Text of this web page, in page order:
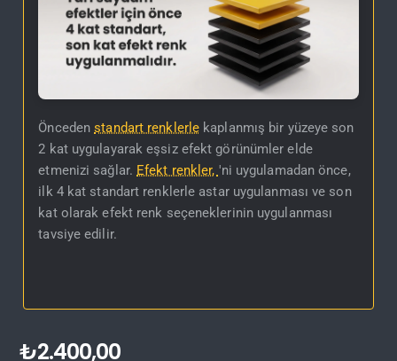
Öncedenstandart renklerle kaplanmış bir yüzeye son
2 kat uygulayarak eşsiz efekt görünümler elde
etmenizi sağlar. Efekt renkler, 'ni uygulamadan önce,
ilk 4 kat standart renklerle astar uygulanması ve son
kat olarak efekt renk seçeneklerinin uygulanması
tavsiye edilir.
₺2.400,00